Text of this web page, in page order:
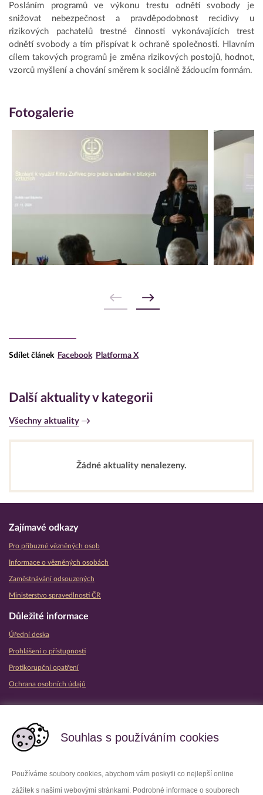
Souhlas s používáním cookies
Používáme soubory cookies, abychom vám poskytli co nejlepší online
zážitek s našimi webovými stránkami. Podrobné informace o souborech
Posláním programů ve výkonu trestu odnětí svobody je
snižovat nebezpečnost a pravděpodobnost recidivy u
rizikových pachatelů trestné činnosti vykonávajících trest
odnětí svobody a tím přispívat k ochraně společnosti. Hlavním
cílem takových programů je změna rizikových postojů, hodnot,
vzorců myšlení a chování směrem k sociálně žádoucím formám.
Fotogalerie
Sdílet článek Facebook Platforma X
Další aktuality v kategorii
Všechny aktuality
Žádné aktuality nenalezeny.
Zajímavé odkazy
Pro příbuzné vězněných osob
Informace o vězněných osobách
Zaměstnávání odsouzených
Ministerstvo spravedlnosti ČR
Důležité informace
Úřední deska
Prohlášení o přístupnosti
Protikorupční opatření
Ochrana osobních údajů